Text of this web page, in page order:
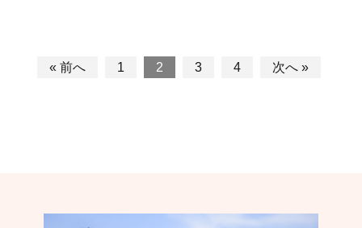
« 前へ 1 2 3 4 次へ »